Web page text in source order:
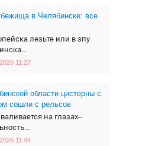
в Челябинске: все
лезьте или в зпу
11:27
области цистерны с
сошли с рельсов
на глазах--
11:44